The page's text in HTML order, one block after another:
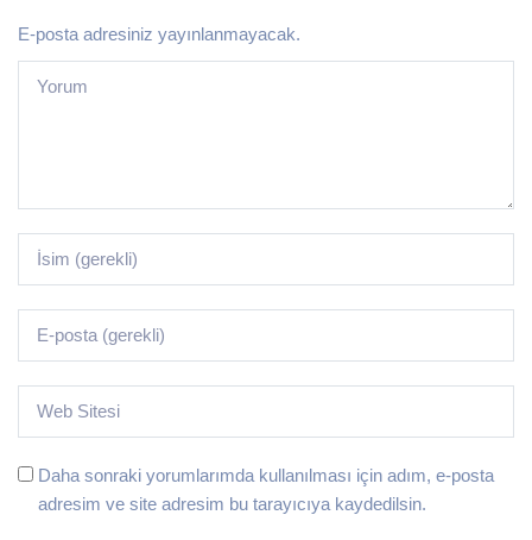
E-posta adresiniz yayınlanmayacak.
Daha sonraki yorumlarımda kullanılması için adım, e-posta
adresim ve site adresim bu tarayıcıya kaydedilsin.